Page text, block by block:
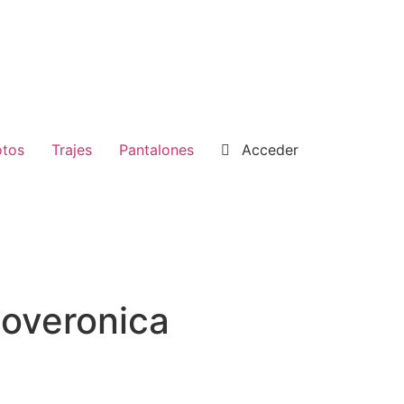
Trajes Pantalones Acceder